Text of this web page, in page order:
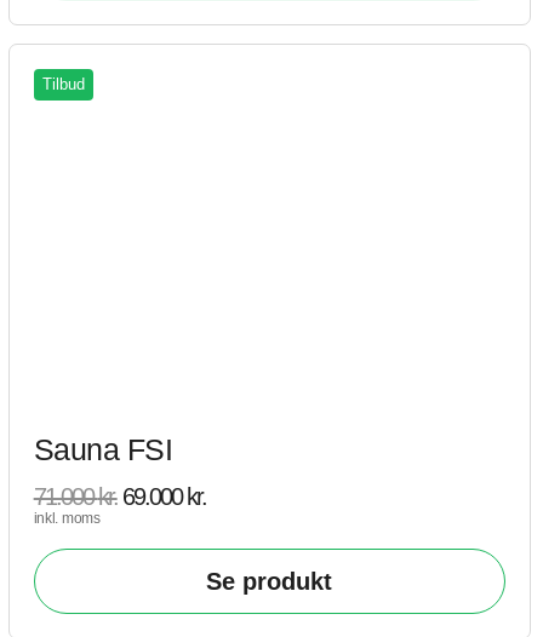
Tilbud
Sauna FSI
71.000kr. 69.000 kr.
inkl. moms
Se produkt